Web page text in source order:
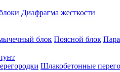
Диафрагма жесткости
блок Поясной блок
Шлакобетонные